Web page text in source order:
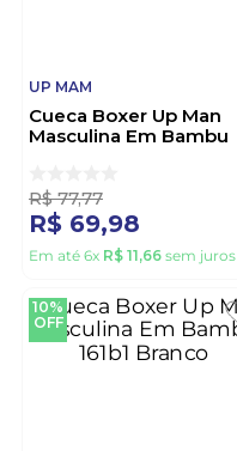
UP MAM
Cueca Boxer Up Man
Masculina Em Bambu
R$ 77,77
R$ 69,98
Em até 6x R$ 11,66 sem juros
10%
OFF